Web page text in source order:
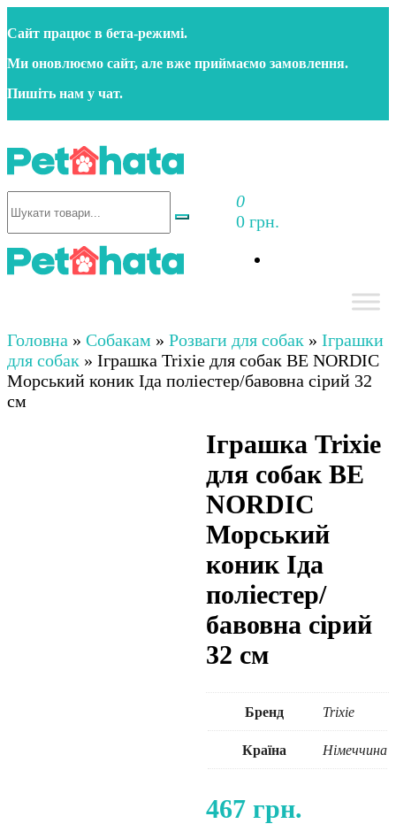
Сайт працює в бета‑режимі.
Ми оновлюємо сайт, але вже приймаємо замовлення.
Пишіть нам у чат.
Зоотовари ПЕТХАТА
Зоомагазин для собак та котів | Корм, іграшки,
аксесуари та догляд за тваринами. Доставка по
Україні
0
0 грн.
аксесуари та догляд за тваринами. Доставка по
Україні
Головна » Собакам » Розваги для собак » Іграшки
для собак » Іграшка Trixie для собак BE NORDIC
Морський коник Іда поліестер/бавовна сірий 32
см
Іграшка Trixie
для собак BE
NORDIC
Морський
коник Іда
поліестер/
бавовна сірий
32 см
Бренд Trixie
Країна Німеччина
467 грн.